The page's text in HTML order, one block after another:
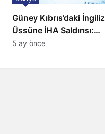
Güney Kıbrıs’daki İngiliz
Üssüne İHA Saldırısı:
Patlama, Sirenler ve
5 ay önce